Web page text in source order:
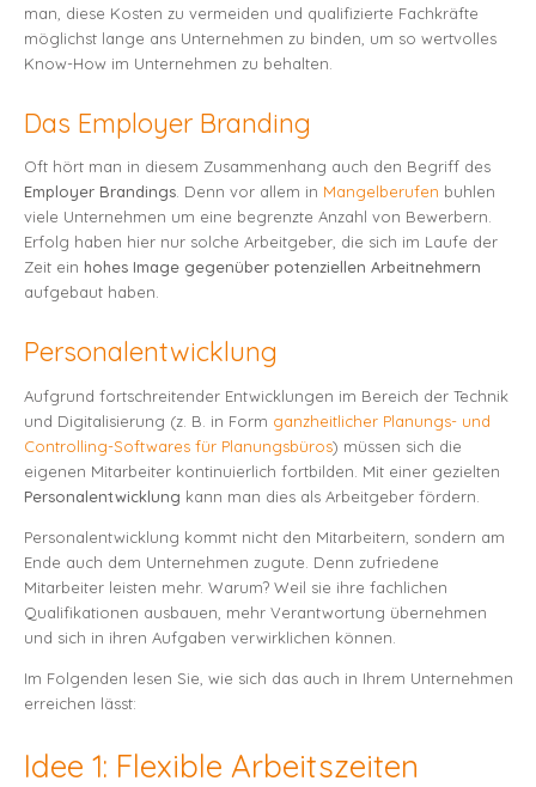
man, diese Kosten zu vermeiden und qualifizierte Fachkräfte
möglichst lange ans Unternehmen zu binden, um so wertvolles
Know-How im Unternehmen zu behalten.
Das Employer Branding
Oft hört man in diesem Zusammenhang auch den Begriff des
Employer Brandings. Denn vor allem in Mangelberufen buhlen
viele Unternehmen um eine begrenzte Anzahl von Bewerbern.
Erfolg haben hier nur solche Arbeitgeber, die sich im Laufe der
Zeit ein hohes Image gegenüber potenziellen Arbeitnehmern
aufgebaut haben.
Personalentwicklung
Aufgrund fortschreitender Entwicklungen im Bereich der Technik
und Digitalisierung (z. B. in Form ganzheitlicher Planungs- und
Controlling-Softwares für Planungsbüros) müssen sich die
eigenen Mitarbeiter kontinuierlich fortbilden. Mit einer gezielten
Personalentwicklung kann man dies als Arbeitgeber fördern.
Personalentwicklung kommt nicht den Mitarbeitern, sondern am
Ende auch dem Unternehmen zugute. Denn zufriedene
Mitarbeiter leisten mehr. Warum? Weil sie ihre fachlichen
Qualifikationen ausbauen, mehr Verantwortung übernehmen
und sich in ihren Aufgaben verwirklichen können.
Im Folgenden lesen Sie, wie sich das auch in Ihrem Unternehmen
erreichen lässt:
Idee 1: Flexible Arbeitszeiten